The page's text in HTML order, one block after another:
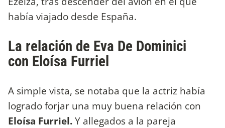
había viajado desde España.
La relación de Eva De Dominici
con Eloísa Furriel
A simple vista, se notaba que la actriz había
logrado forjar una muy buena relación con
Eloísa Furriel.Y allegados a la pareja